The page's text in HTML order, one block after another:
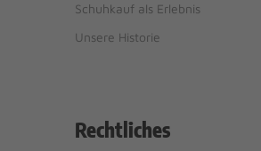
Schuhkauf als Erlebnis
Unsere Historie
Rechtliches